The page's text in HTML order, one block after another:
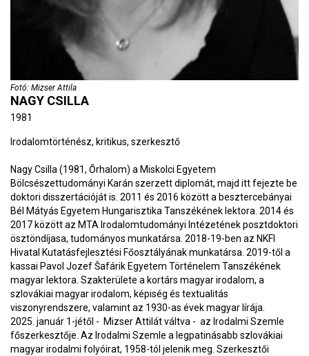
Fotó: Mizser Attila
NAGY CSILLA
1981
Irodalomtörténész, kritikus, szerkesztő
Nagy Csilla (1981, Őrhalom) a Miskolci Egyetem
Bölcsészettudományi Karán szerzett diplomát, majd itt fejezte be
doktori disszertációját is. 2011 és 2016 között a besztercebányai
Bél Mátyás Egyetem Hungarisztika Tanszékének lektora. 2014 és
2017 között az MTA Irodalomtudományi Intézetének posztdoktori
ösztöndíjasa, tudományos munkatársa. 2018-19-ben az NKFI
Hivatal Kutatásfejlesztési Főosztályának munkatársa. 2019-től a
kassai Pavol Jozef Šafárik Egyetem Történelem Tanszékének
magyar lektora. Szakterülete a kortárs magyar irodalom, a
szlovákiai magyar irodalom, képiség és textualitás
viszonyrendszere, valamint az 1930-as évek magyar lírája.
2025. január 1-jétől - Mizser Attilát váltva - az Irodalmi Szemle
főszerkesztője. Az Irodalmi Szemle a legpatinásabb szlovákiai
magyar irodalmi folyóirat, 1958-tól jelenik meg. Szerkesztői